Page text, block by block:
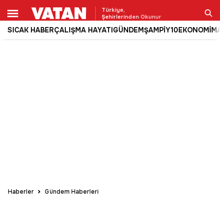
Türkiye,
Şehirlerinden Okunur
SICAK HABERÇALIŞMA HAYATIGÜNDEMŞAMPİY10EKONOMİ
Ara
Haberler Gündem Haberleri